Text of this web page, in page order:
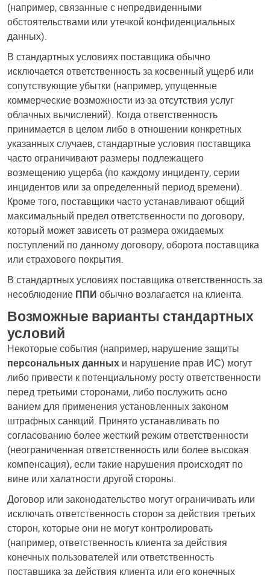
(например, связанные с непредвиденными
обстоятельствами или утечкой конфиденциальных
данных).
В стандартных условиях поставщика обычно
исключается ответственность за косвенный ущерб или
сопутствующие убытки (например, упущенные
коммерческие возможности из-за отсутствия услуг
облачных вычислений). Когда ответственность
принимается в целом либо в отношении конкретных
указанных случаев, стандартные условия поставщика
часто ограничивают размеры подлежащего
возмещению ущерба (по каждому инциденту, серии
инцидентов или за определенный период времени).
Кроме того, поставщики часто устанавливают общий
максимальный предел ответственности по договору,
который может зависеть от размера ожидаемых
поступлений по данному договору, оборота поставщика
или страхового покрытия.
В стандартных условиях поставщика ответственность за
несоблюдение ППИ обычно возлагается на клиента.
Возможные варианты стандартных
условий
Некоторые события (например, нарушение защиты
персональных данных и нарушение прав ИС) могут
либо привести к потенциальному росту ответственности
перед третьими сторонами, либо послужить осно
ванием для применения установленных законом
штрафных санкций. Принято устанавливать по
согласованию более жесткий режим ответственности
(неограниченная ответственность или более высокая
компенсация), если такие нарушения происходят по
вине или халатности другой стороны.
Договор или законодательство могут ограничивать или
исключать ответственность сторон за действия третьих
сторон, которые они не могут контролировать
(например, ответственность клиента за действия
конечных пользователей или ответственность
поставщика за действия клиента или его конечных